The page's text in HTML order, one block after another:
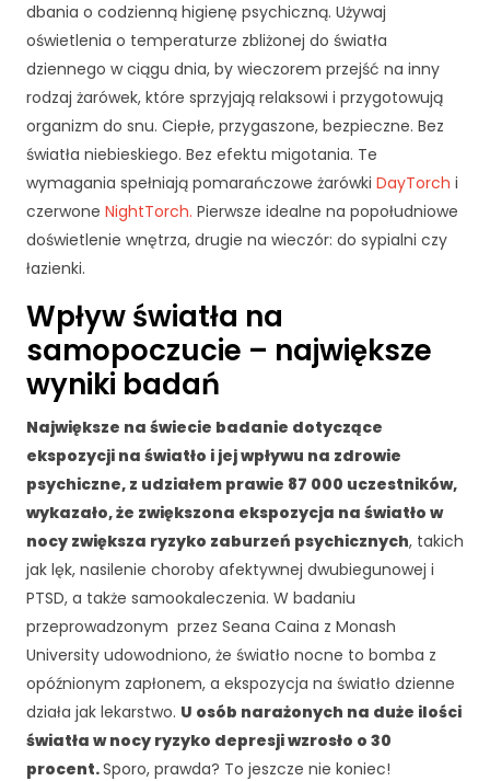
dbania o codzienną higienę psychiczną. Używaj
oświetlenia o temperaturze zbliżonej do światła
dziennego w ciągu dnia, by wieczorem przejść na inny
rodzaj żarówek, które sprzyjają relaksowi i przygotowują
organizm do snu. Ciepłe, przygaszone, bezpieczne. Bez
światła niebieskiego. Bez efektu migotania. Te
wymagania spełniają pomarańczowe żarówki DayTorch i
czerwone NightTorch. Pierwsze idealne na popołudniowe
doświetlenie wnętrza, drugie na wieczór: do sypialni czy
łazienki.
Wpływ światła na
samopoczucie – największe
wyniki badań
Największe na świecie badanie dotyczące
ekspozycji na światło i jej wpływu na zdrowie
psychiczne, z udziałem prawie 87 000 uczestników,
wykazało, że zwiększona ekspozycja na światło w
nocy zwiększa ryzyko zaburzeń psychicznych, takich
jak lęk, nasilenie choroby afektywnej dwubiegunowej i
PTSD, a także samookaleczenia. W badaniu
przeprowadzonym przez Seana Caina z Monash
University udowodniono, że światło nocne to bomba z
opóźnionym zapłonem, a ekspozycja na światło dzienne
działa jak lekarstwo. U osób narażonych na duże ilości
światła w nocy ryzyko depresji wzrosło o 30
procent.Sporo, prawda? To jeszcze nie koniec!
K
o
n
i
c
z
n
e
p
ki
c
o
e
n
i
e
o
p
c
n
a
l